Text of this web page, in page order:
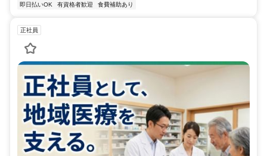
即日払いOK
有資格者歓迎 食費補助あり
正社員